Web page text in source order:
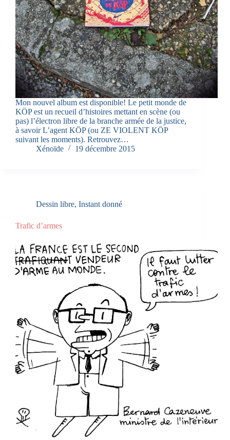
Mon nouvel album est disponible! Le petit monde de
KÖP est un recueil d’histoires mettant en scène (ou
pas) l’électron libre de la branche armée de la justice,
à savoir L’agent KÖP (ou ZE VIOLENT KÖP
suivant les moments). Retrouvez…
Xénoïde
19 décembre 2015
Dessin libre, Instant donné
Trafic d’armes